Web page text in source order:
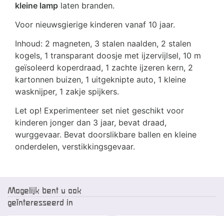
kleine lamp laten branden.
Voor nieuwsgierige kinderen vanaf 10 jaar.
Inhoud: 2 magneten, 3 stalen naalden, 2 stalen
kogels, 1 transparant doosje met ijzervijlsel, 10 m
geïsoleerd koperdraad, 1 zachte ijzeren kern, 2
kartonnen buizen, 1 uitgeknipte auto, 1 kleine
wasknijper, 1 zakje spijkers.
Let op! Experimenteer set niet geschikt voor
kinderen jonger dan 3 jaar, bevat draad,
wurggevaar. Bevat doorslikbare ballen en kleine
onderdelen, verstikkingsgevaar.
Mogelijk bent u ook
geïnteresseerd in